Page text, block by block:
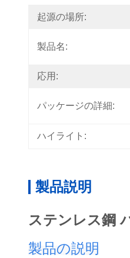
起源の場所:
製品名:
応用:
パッケージの詳細:
ハイライト:
製品説明
ステンレス鋼
製品の説明